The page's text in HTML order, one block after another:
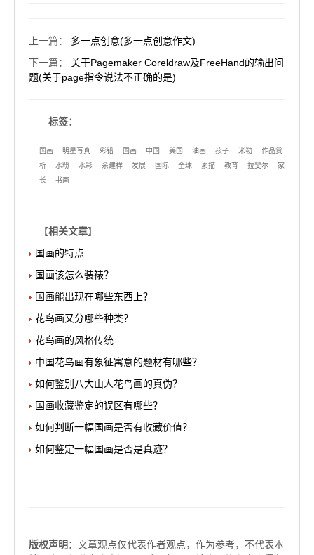
上一篇： 多一点创意(多一点创意作文)
下一篇： 关于Pagemaker Coreldraw及FreeHand的输出问
题(关于page指令说法不正确的是)
标签：
国画 明星写真 彩铅 国画 中国 美国 油画 孩子 米勒
作品赏
析
水粉 水彩 余建祥 发展 国际 全球 素描 教育 拉斐尔
家
长
书画
【相关文章】
国画的特点
国画该怎么装裱？
国画能出现在哪些东西上？
花鸟画又分哪些种类？
花鸟画的风格传统
中国花鸟画有象征寓意的题材有哪些？
如何鉴别八大山人花鸟画的真伪？
国画收藏鉴定的误区有哪些？
如何判断一幅国画是否有收藏价值？
如何鉴定一幅国画是否是真迹？
版权声明 ：文章观点仅代表作者观点，作为参考，不代表本